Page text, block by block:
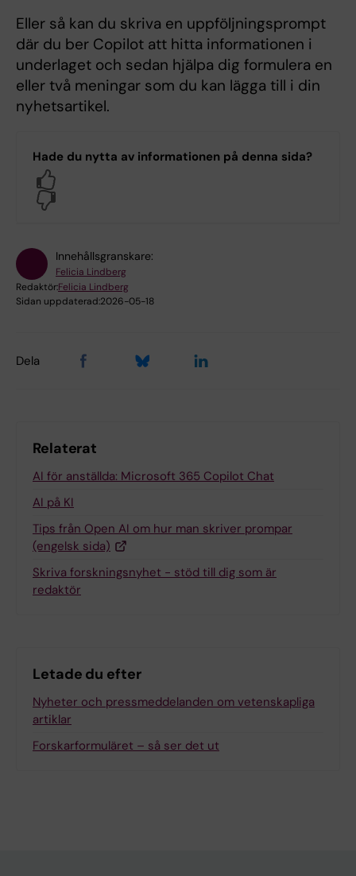
Eller så kan du skriva en uppföljningsprompt
där du ber Copilot att hitta informationen i
underlaget och sedan hjälpa dig formulera en
eller två meningar som du kan lägga till i din
nyhetsartikel.
Hade du nytta av informationen på denna sida?
Innehållsgranskare:
Felicia Lindberg
Redaktör:Felicia Lindberg
Sidan uppdaterad:2026-05-18
Dela
Relaterat
AI för anställda: Microsoft 365 Copilot Chat
AI på KI
Tips från Open AI om hur man skriver prompar
(engelsk sida)
Skriva forskningsnyhet - stöd till dig som är
redaktör
Letade du efter
Nyheter och pressmeddelanden om vetenskapliga
artiklar
Forskarformuläret – så ser det ut